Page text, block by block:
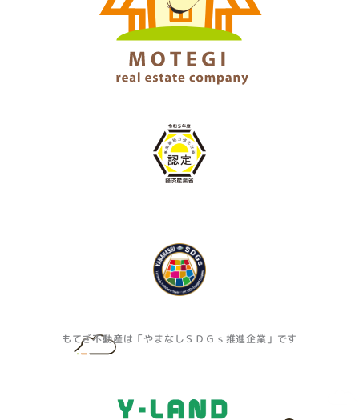
もてぎ不動産は「やまなしＳＤＧｓ推進企業」です